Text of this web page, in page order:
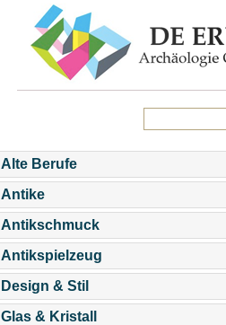
Alte Berufe
Antike
Antikschmuck
Antikspielzeug
Design & Stil
Glas & Kristall